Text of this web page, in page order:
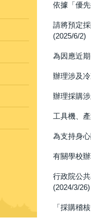
依據「優
請將預定
(2025/6/2)
為因應近
辦理涉及
辦理採購
工具機、
為支持身
有關學校
行政院公
(2024/3/26)
「採購稽